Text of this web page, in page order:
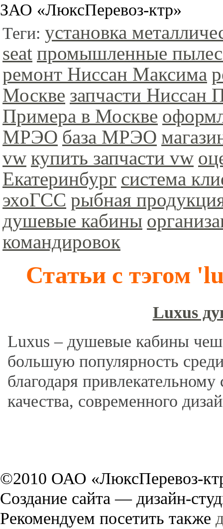
ЗАО «ЛюксПеревоз-ктр»
Теги: установка
seat промышленные
ремонт Ниссан Максима
Москве запчасти Ниссан
Примера в Москве
МРЭО база МРЭО
vw купить запчасти vw
Екатеринбург система
эхоГСС рыбная
душевые кабины
командировок
Статьи с тэгом
Luxus
Luxus – душевые кабины
большую популярность
благодаря
качества, современного
©2010 ОАО «ЛюксПеревоз-
Создание сайта — дизайн-
Рекомендуем посетить также